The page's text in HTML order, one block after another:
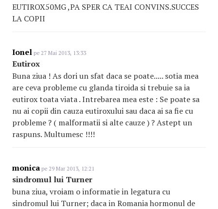
EUTIROX50MG ,PA SPER CA TEAI CONVINS.SUCCES
LA COPII
Ionel pe 27 Mai 2013, 13:33
Eutirox
Buna ziua ! As dori un sfat daca se poate..... sotia mea
are ceva probleme cu glanda tiroida si trebuie sa ia
eutirox toata viata . Intrebarea mea este : Se poate sa
nu ai copii din cauza eutiroxului sau daca ai sa fie cu
probleme ? ( malformatii si alte cauze ) ? Astept un
raspuns. Multumesc !!!!
monica pe 29 Mar 2013, 12:21
sindromul lui Turner
buna ziua, vroiam o informatie in legatura cu
sindromul lui Turner; daca in Romania hormonul de